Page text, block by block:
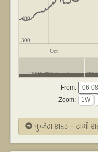
Oct
300
400
2020 2022
From:
Zoom:
फुजैरा शहर - सभी